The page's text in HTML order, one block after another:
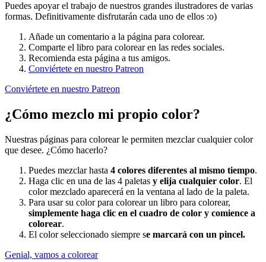
Puedes apoyar el trabajo de nuestros grandes ilustradores de varias
formas. Definitivamente disfrutarán cada uno de ellos :o)
Añade un comentario a la página para colorear.
Comparte el libro para colorear en las redes sociales.
Recomienda esta página a tus amigos.
Conviértete en nuestro Patreon
Conviértete en nuestro Patreon
¿Cómo mezclo mi propio color?
Nuestras páginas para colorear le permiten mezclar cualquier color
que desee. ¿Cómo hacerlo?
Puedes mezclar hasta 4 colores diferentes al mismo tiempo.
Haga clic en una de las 4 paletas y elija cualquier color. El
color mezclado aparecerá en la ventana al lado de la paleta.
Para usar su color para colorear un libro para colorear,
simplemente haga clic en el cuadro de color y comience a
colorear.
El color seleccionado siempre se marcará con un pincel.
Genial, vamos a colorear